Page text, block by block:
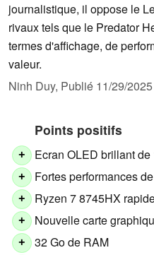
journalistique, il oppose le
rivaux tels que le Predator
termes d'affichage, de
valeur.
Ninh Duy, Publié 11/29/2025
Points positifs
+ Ecran OLED brillant
+ Fortes performances
+ Ryzen 7 8745HX
+ Nouvelle carte
+ 32 Go de RAM